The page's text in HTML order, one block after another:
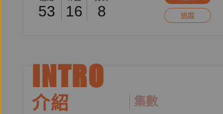
53 16 8 追蹤
INTRO
介紹 集數